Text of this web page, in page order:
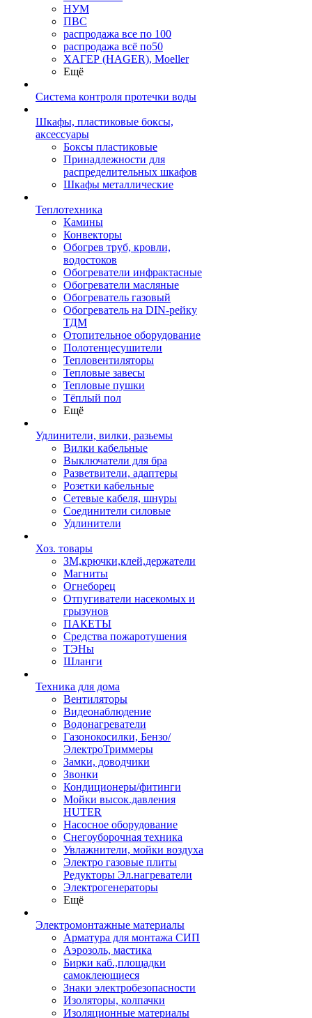
НУМ
ПВС
распродажа все по 100
распродажа всё по50
ХАГЕР (HAGER), Moeller
Ещё
Система контроля протечки воды
Шкафы, пластиковые боксы,
аксессуары
Боксы пластиковые
Принадлежности для
распределительных шкафов
Шкафы металлические
Теплотехника
Камины
Конвекторы
Обогрев труб, кровли,
водостоков
Обогреватели инфрактасные
Обогреватели масляные
Обогреватель газовый
Обогреватель на DIN-рейку
ТДМ
Отопительное оборудование
Полотенцесушители
Тепловентиляторы
Тепловые завесы
Тепловые пушки
Тёплый пол
Ещё
Удлинители, вилки, разьемы
Вилки кабельные
Выключатели для бра
Разветвители, адаптеры
Розетки кабельные
Сетевые кабеля, шнуры
Соединители силовые
Удлинители
Хоз. товары
ЗМ,крючки,клей,держатели
Магниты
Огнеборец
Отпугиватели насекомых и
грызунов
ПАКЕТЫ
Средства пожаротушения
ТЭНы
Шланги
Техника для дома
Вентиляторы
Видеонаблюдение
Водонагреватели
Газонокосилки, Бензо/
ЭлектроТриммеры
Замки, доводчики
Звонки
Кондиционеры/фитинги
Мойки высок.давления
HUTER
Насосное оборудование
Снегоуборочная техника
Увлажнители, мойки воздуха
Электро газовые плиты
Редукторы Эл.нагреватели
Электрогенераторы
Ещё
Электромонтажные материалы
Арматура для монтажа СИП
Аэрозоль, мастика
Бирки каб.,площадки
самоклеющиеся
Знаки электробезопасности
Изоляторы, колпачки
Изоляционные материалы